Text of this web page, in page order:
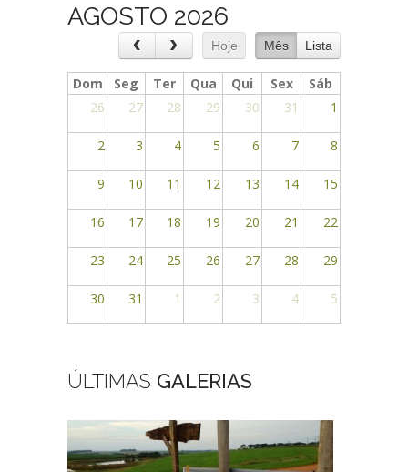
AGOSTO 2026
Hoje Mês Lista
Dom Seg Ter Qua Qui Sex
Sáb
26
27 28 29 30 31 1
2 3 4 5 6 7 8
9 10 11 12 13 14 15
16 17 18 19 20 21 22
23 24 25 26 27 28 29
30 31 1 2 3 4 5
ÚLTIMAS GALERIAS